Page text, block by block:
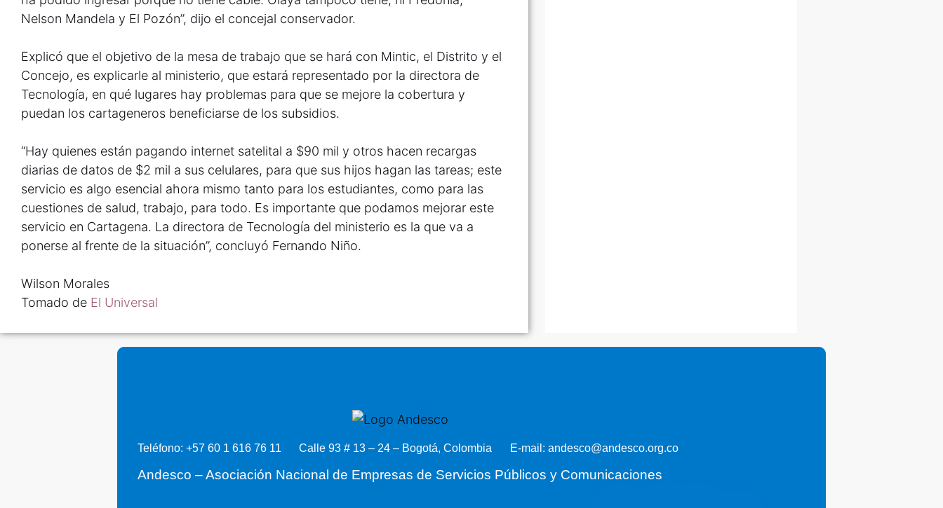
Nelson Mandela y El Pozón”, dijo el concejal conservador.
Explicó que el objetivo de la mesa de trabajo que se hará con Mintic, el Distrito y el
Concejo, es explicarle al ministerio, que estará representado por la directora de
Tecnología, en qué lugares hay problemas para que se mejore la cobertura y
puedan los cartageneros beneficiarse de los subsidios.
“Hay quienes están pagando internet satelital a $90 mil y otros hacen recargas
diarias de datos de $2 mil a sus celulares, para que sus hijos hagan las tareas; este
servicio es algo esencial ahora mismo tanto para los estudiantes, como para las
cuestiones de salud, trabajo, para todo. Es importante que podamos mejorar este
servicio en Cartagena. La directora de Tecnología del ministerio es la que va a
ponerse al frente de la situación”, concluyó Fernando Niño.
Wilson Morales
Tomado de El Universal
Teléfono: +57 60 1 616 76 11 Calle 93 # 13 – 24 – Bogotá, Colombia E-mail: andesco@andesco.org.co
Andesco – Asociación Nacional de Empresas de Servicios Públicos y Comunicaciones